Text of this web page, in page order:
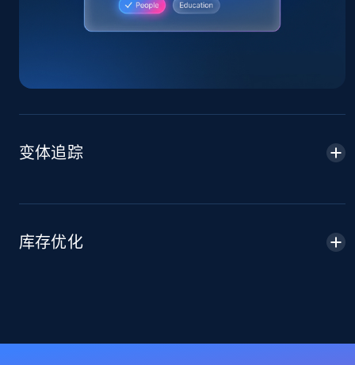
URL, Domain, Country code, Model number,
Sku, Product id, Product name, Manufacturer,
2.1K+ 355+
and more.
变体追踪
库存优化